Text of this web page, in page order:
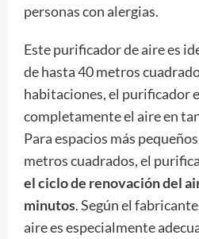
personas con alergias.
Este purificador de aire es
de hasta 40 metros
habitaciones, el purificador
completamente el aire en
Para espacios más
metros cuadrados, el
el ciclo de renovación del
minutos. Según el
aire es especialmente